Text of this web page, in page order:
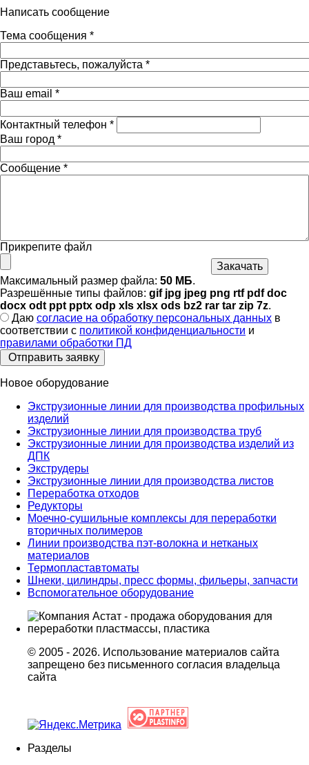
Написать сообщение
Тема сообщения *
Представьтесь, пожалуйста *
Ваш email *
Контактный телефон *
Ваш город *
Сообщение *
Прикрепите файл
Максимальный размер файла: 50 МБ.
Разрешённые типы файлов: gif jpg jpeg png rtf pdf doc
docx odt ppt pptx odp xls xlsx ods bz2 rar tar zip 7z.
Даю согласие на обработку персональных данных в
соответствии с политикой конфиденциальности и
правилами обработки ПД
Даю согласие на обработку персональных данных в
соответствии с политикой конфиденциальности и
правилами обработки ПД
Новое оборудование
Экструзионные линии для производства профильных
изделий
Экструзионные линии для производства труб
Экструзионные линии для производства изделий из
ДПК
Экструдеры
Экструзионные линии для производства листов
Переработка отходов
Редукторы
Моечно-сушильные комплексы для переработки
вторичных полимеров
Линии производства пэт-волокна и нетканых
материалов
Термопластавтоматы
Шнеки, цилиндры, пресс формы, фильеры, запчасти
Вспомогательное оборудование
© 2005 - 2026. Использование материалов сайта
запрещено без письменного согласия владельца
сайта
Разделы